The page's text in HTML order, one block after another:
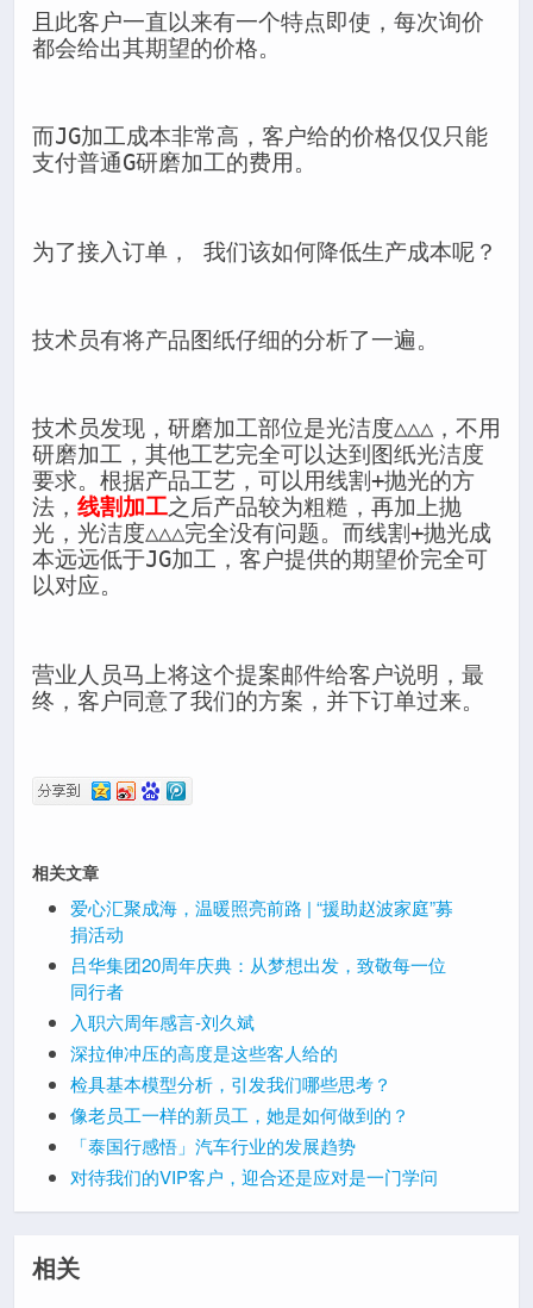
且此客户一直以来有一个特点即使，每次询价
都会给出其期望的价格。
而JG加工成本非常高，客户给的价格仅仅只能
支付普通G研磨加工的费用。
为了接入订单， 我们该如何降低生产成本呢？
技术员有将产品图纸仔细的分析了一遍。
技术员发现，研磨加工部位是光洁度△△△，不用
研磨加工，其他工艺完全可以达到图纸光洁度
要求。根据产品工艺，可以用线割+抛光的方
法， 线割加工之后产品较为粗糙，再加上抛
光，光洁度△△△完全没有问题。而线割+抛光成
本远远低于JG加工，客户提供的期望价完全可
以对应。
营业人员马上将这个提案邮件给客户说明，最
终，客户同意了我们的方案，并下订单过来。
相关文章
爱心汇聚成海，温暖照亮前路 | “援助赵波家庭”募
捐活动
吕华集团20周年庆典：从梦想出发，致敬每一位
同行者
入职六周年感言-刘久斌
深拉伸冲压的高度是这些客人给的
检具基本模型分析，引发我们哪些思考？
像老员工一样的新员工，她是如何做到的？
「泰国行感悟」汽车行业的发展趋势
对待我们的VIP客户，迎合还是应对是一门学问
相关